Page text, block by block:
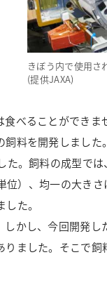
きぼう内で使用さ
(提供JAXA)
べることができま
料を開発しました
た。飼料の成型で
）、均一の大きさ
た。
かし、今回開発し
ました。そこで飼